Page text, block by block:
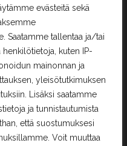
evästeitä sekä
Saatamme tallentaa ja/tai
henkilötietoja, kuten IP-
mainonnan ja
yleisötutkimuksen
Lisäksi saatamme
ja tunnistautumista
että suostumuksesi
Voit muuttaa